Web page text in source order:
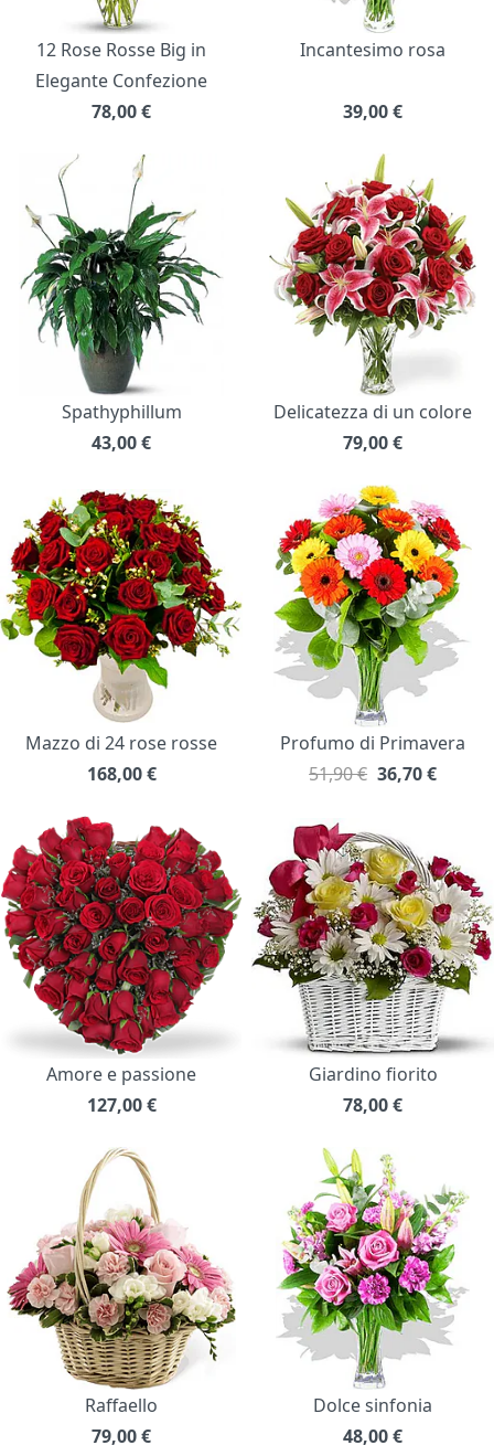
12 Rose Rosse Big in
Elegante Confezione
78,00€
Incantesimo rosa
39,00€
Spathyphillum
43,00€
Delicatezza di un colore
79,00€
Mazzo di 24 rose rosse
168,00 €
Profumo di Primavera
51,90 € 36,70€
Amore e passione
127,00 €
Giardino fiorito
78,00€
Raffaello
79,00€
Dolce sinfonia
48,00€